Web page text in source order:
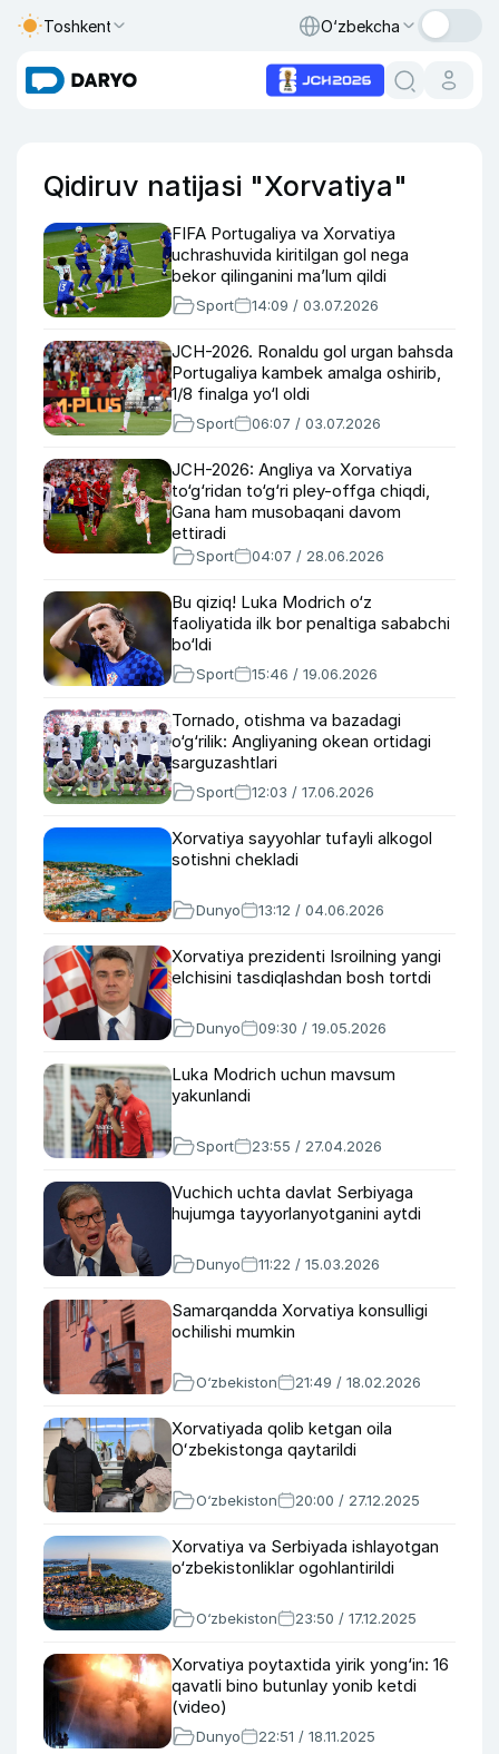
Toshkent O‘zbekcha
Qidiruv natijasi "Xorvatiya"
FIFA Portugaliya va Xorvatiya
uchrashuvida kiritilgan gol nega
bekor qilinganini ma’lum qildi
Sport 14:09 / 03.07.2026
JCH-2026. Ronaldu gol urgan bahsda
Portugaliya kambek amalga oshirib,
1/8 finalga yo‘l oldi
Sport 06:07 / 03.07.2026
JCH-2026: Angliya va Xorvatiya
to‘g‘ridan to‘g‘ri pley-offga chiqdi,
Gana ham musobaqani davom
ettiradi
Sport 04:07 / 28.06.2026
Bu qiziq! Luka Modrich o‘z
faoliyatida ilk bor penaltiga sababchi
bo‘ldi
Sport 15:46 / 19.06.2026
Tornado, otishma va bazadagi
o‘g‘rilik: Angliyaning okean ortidagi
sarguzashtlari
Sport 12:03 / 17.06.2026
Xorvatiya sayyohlar tufayli alkogol
sotishni chekladi
Dunyo 13:12 / 04.06.2026
Xorvatiya prezidenti Isroilning yangi
elchisini tasdiqlashdan bosh tortdi
Dunyo 09:30 / 19.05.2026
Luka Modrich uchun mavsum
yakunlandi
Sport 23:55 / 27.04.2026
Vuchich uchta davlat Serbiyaga
hujumga tayyorlanyotganini aytdi
Dunyo 11:22 / 15.03.2026
Samarqandda Xorvatiya konsulligi
ochilishi mumkin
O‘zbekiston 21:49 / 18.02.2026
Xorvatiyada qolib ketgan oila
Oʻzbekistonga qaytarildi
O‘zbekiston 20:00 / 27.12.2025
Xorvatiya va Serbiyada ishlayotgan
o‘zbekistonliklar ogohlantirildi
O‘zbekiston 23:50 / 17.12.2025
Xorvatiya poytaxtida yirik yong‘in: 16
qavatli bino butunlay yonib ketdi
(video)
Dunyo 22:51 / 18.11.2025